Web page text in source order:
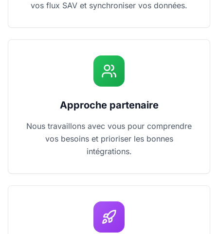
vos flux SAV et synchroniser vos données.
Approche partenaire
Nous travaillons avec vous pour comprendre
vos besoins et prioriser les bonnes
intégrations.